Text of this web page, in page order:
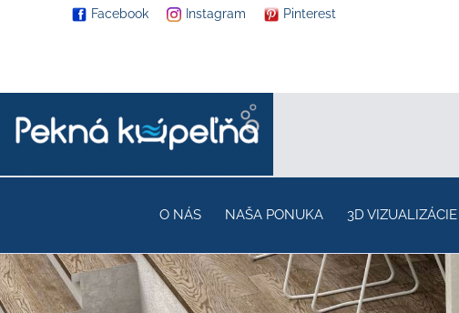
Facebook Instagram Pinterest
O NÁS NAŠA PONUKA 3D